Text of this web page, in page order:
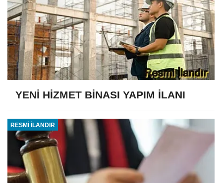
YENİ HİZMET BİNASI YAPIM İLANI
RESMİ İLANDIR